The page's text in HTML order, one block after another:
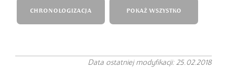
CHRONOLOGIZACJA POKAŻ WSZYSTKO
Data ostatniej modyfikacji: 25.02.2018